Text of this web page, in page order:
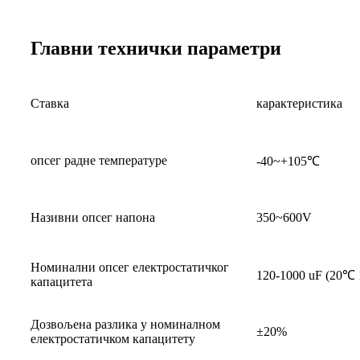
Главни технички параметри
Ставка карактеристика
опсег радне температуре -40~+105℃
Називни опсег напона 350~600V
Номинални опсег електростатичког
капацитета
120-1000 uF (20℃
Дозвољена разлика у номиналном
електростатичком капацитету
±20%